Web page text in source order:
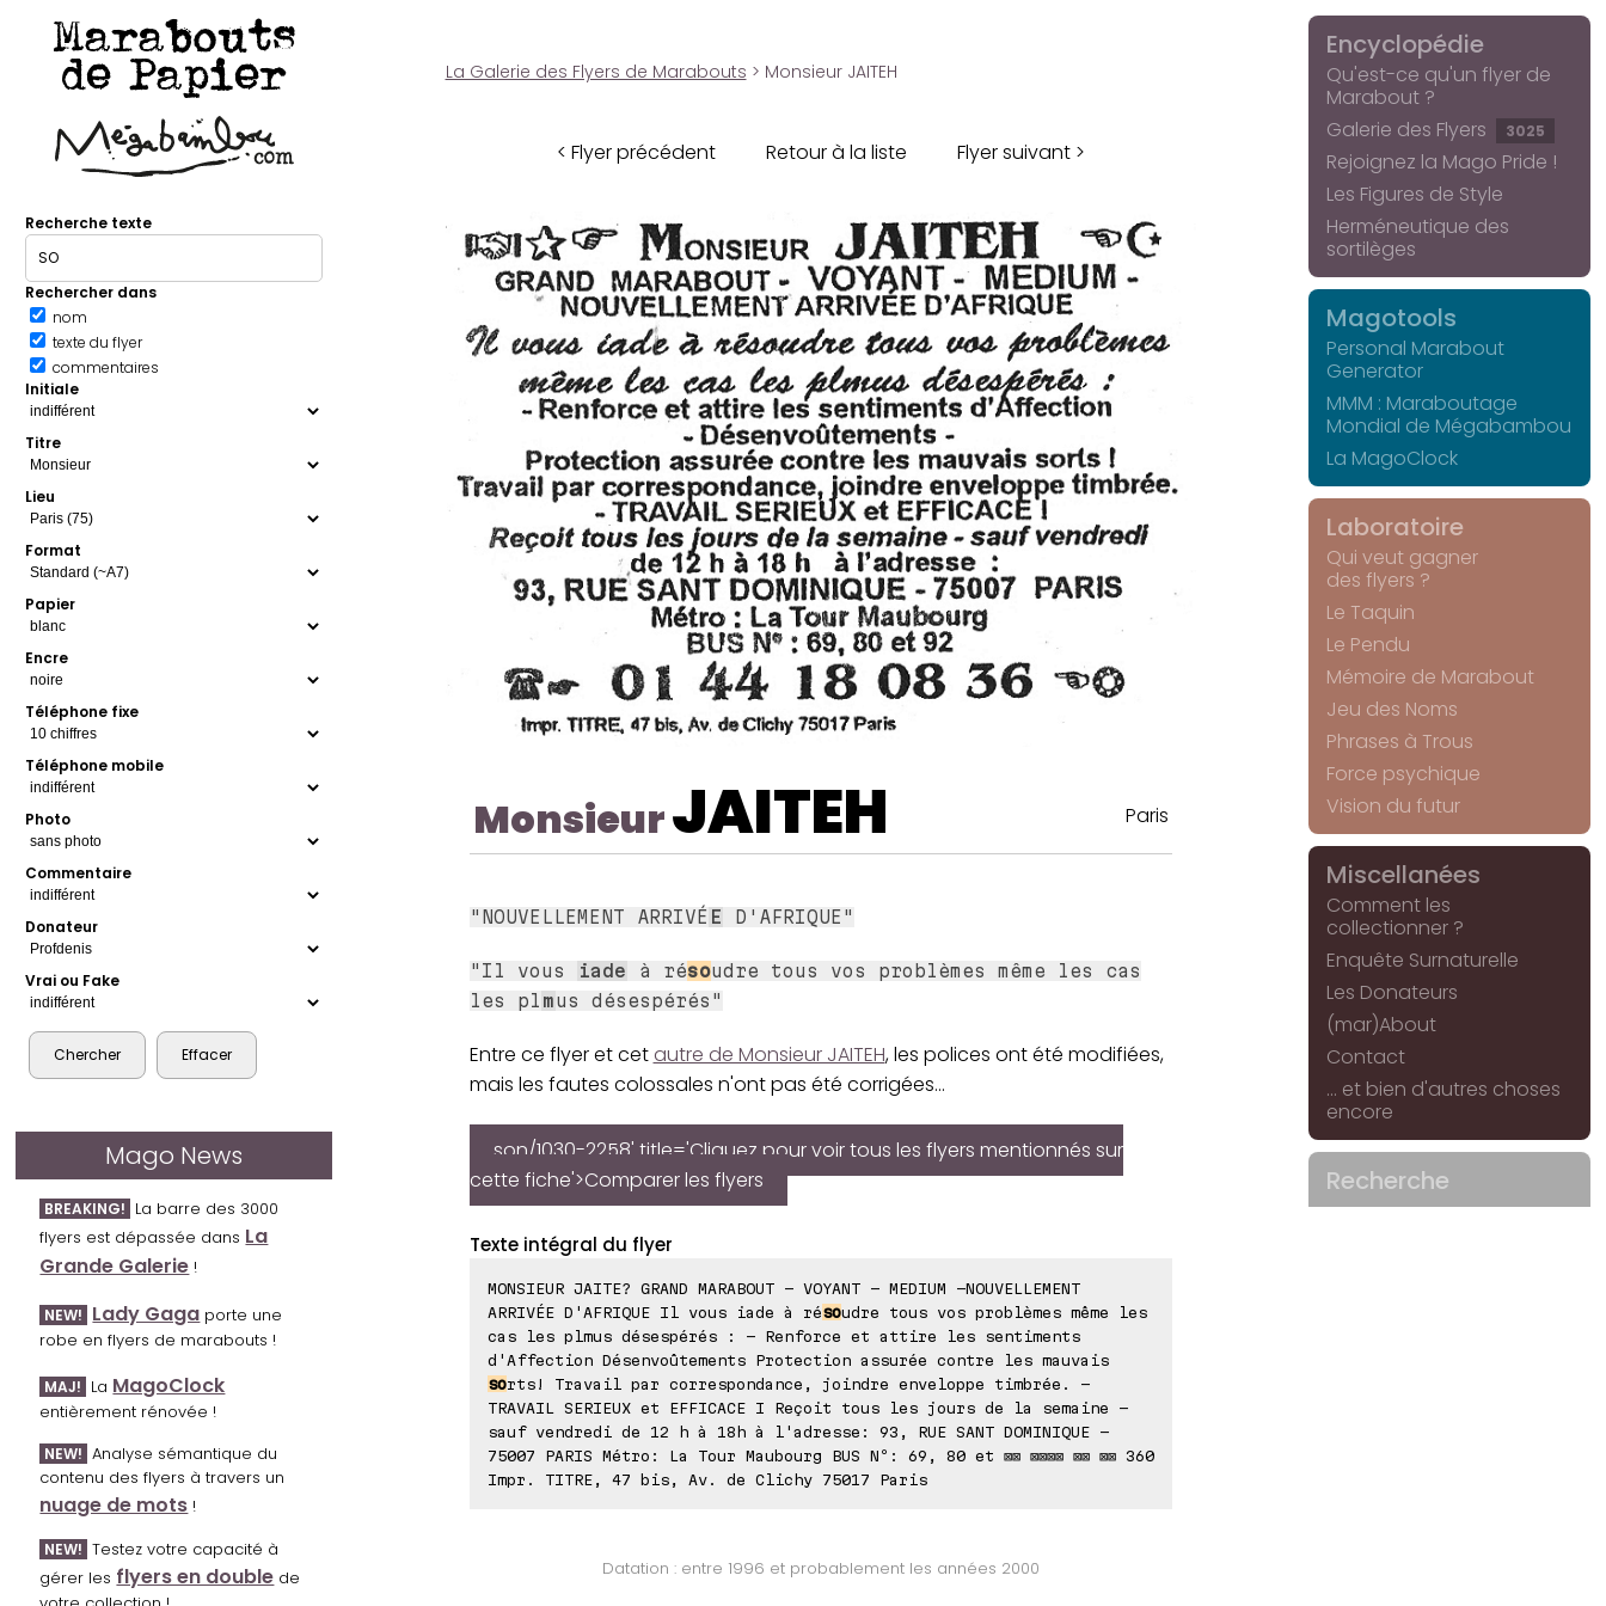
Marabouts
de Papier
Recherche texte
Rechercher dans
nom
texte du flyer
commentaires
Initiale
Titre
Lieu
Format
Papier
Encre
Téléphone fixe
Téléphone mobile
Photo
Commentaire
Donateur
Vrai ou Fake
Mago News
BREAKING! La barre des 3000
flyers est dépassée dans La
Grande Galerie !
NEW! Lady Gaga porte une
robe en flyers de marabouts !
MAJ! La MagoClock
entièrement rénovée !
NEW! Analyse sémantique du
contenu des flyers à travers un
nuage de mots !
NEW! Testez votre capacité à
gérer les flyers en double de
La Galerie des Flyers de Marabouts > Monsieur JAITEH
< Flyer précédent Retour à la liste Flyer suivant >
MonsieurJAITEH Paris
"NOUVELLEMENT ARRIVÉ E D'AFRIQUE"
"Il vous iade à résoudre tous vos problèmes même les cas
les pl mus désespérés"
Entre ce flyer et cet autre de Monsieur JAITEH, les polices ont été modifiées,
mais les fautes colossales n'ont pas été corrigées...
son/1030-2258' title='Cliquez pour voir tous les flyers mentionnés sur
cette fiche'>Comparer les flyers
Texte intégral du flyer
MONSIEUR JAITE? GRAND MARABOUT - VOYANT - MEDIUM -NOUVELLEMENT
ARRIVÉE D'AFRIQUE Il vous iade à résoudre tous vos problèmes même les
cas les plmus désespérés : - Renforce et attire les sentiments
d'Affection Désenvoûtements Protection assurée contre les mauvais
sorts! Travail par correspondance, joindre enveloppe timbrée. -
TRAVAIL SERIEUX et EFFICACE I Reçoit tous les jours de la semaine -
sauf vendredi de 12 h à 18h à l'adresse: 93, RUE SANT DOMINIQUE -
75007 PARIS Métro: La Tour Maubourg BUS Nº: 69, 80 et ⊠⊠ ⊠⊠⊠⊠ ⊠⊠ ⊠⊠ 360
Impr. TITRE, 47 bis, Av. de Clichy 75017 Paris
Datation : entre 1996 et probablement les années 2000
Encyclopédie
Qu'est-ce qu'un flyer de
Marabout ?
Galerie des Flyers
3025
Rejoignez la Mago Pride !
Les Figures de Style
Herméneutique des
sortilèges
Magotools
Personal Marabout
Generator
MMM : Maraboutage
Mondial de Mégabambou
La MagoClock
Laboratoire
Qui veut gagner
des flyers ?
Le Taquin
Le Pendu
Mémoire de Marabout
Jeu des Noms
Phrases à Trous
Force psychique
Vision du futur
Miscellanées
Comment les
collectionner ?
Enquête Surnaturelle
Les Donateurs
(mar)About
Contact
... et bien d'autres choses
encore
Recherche